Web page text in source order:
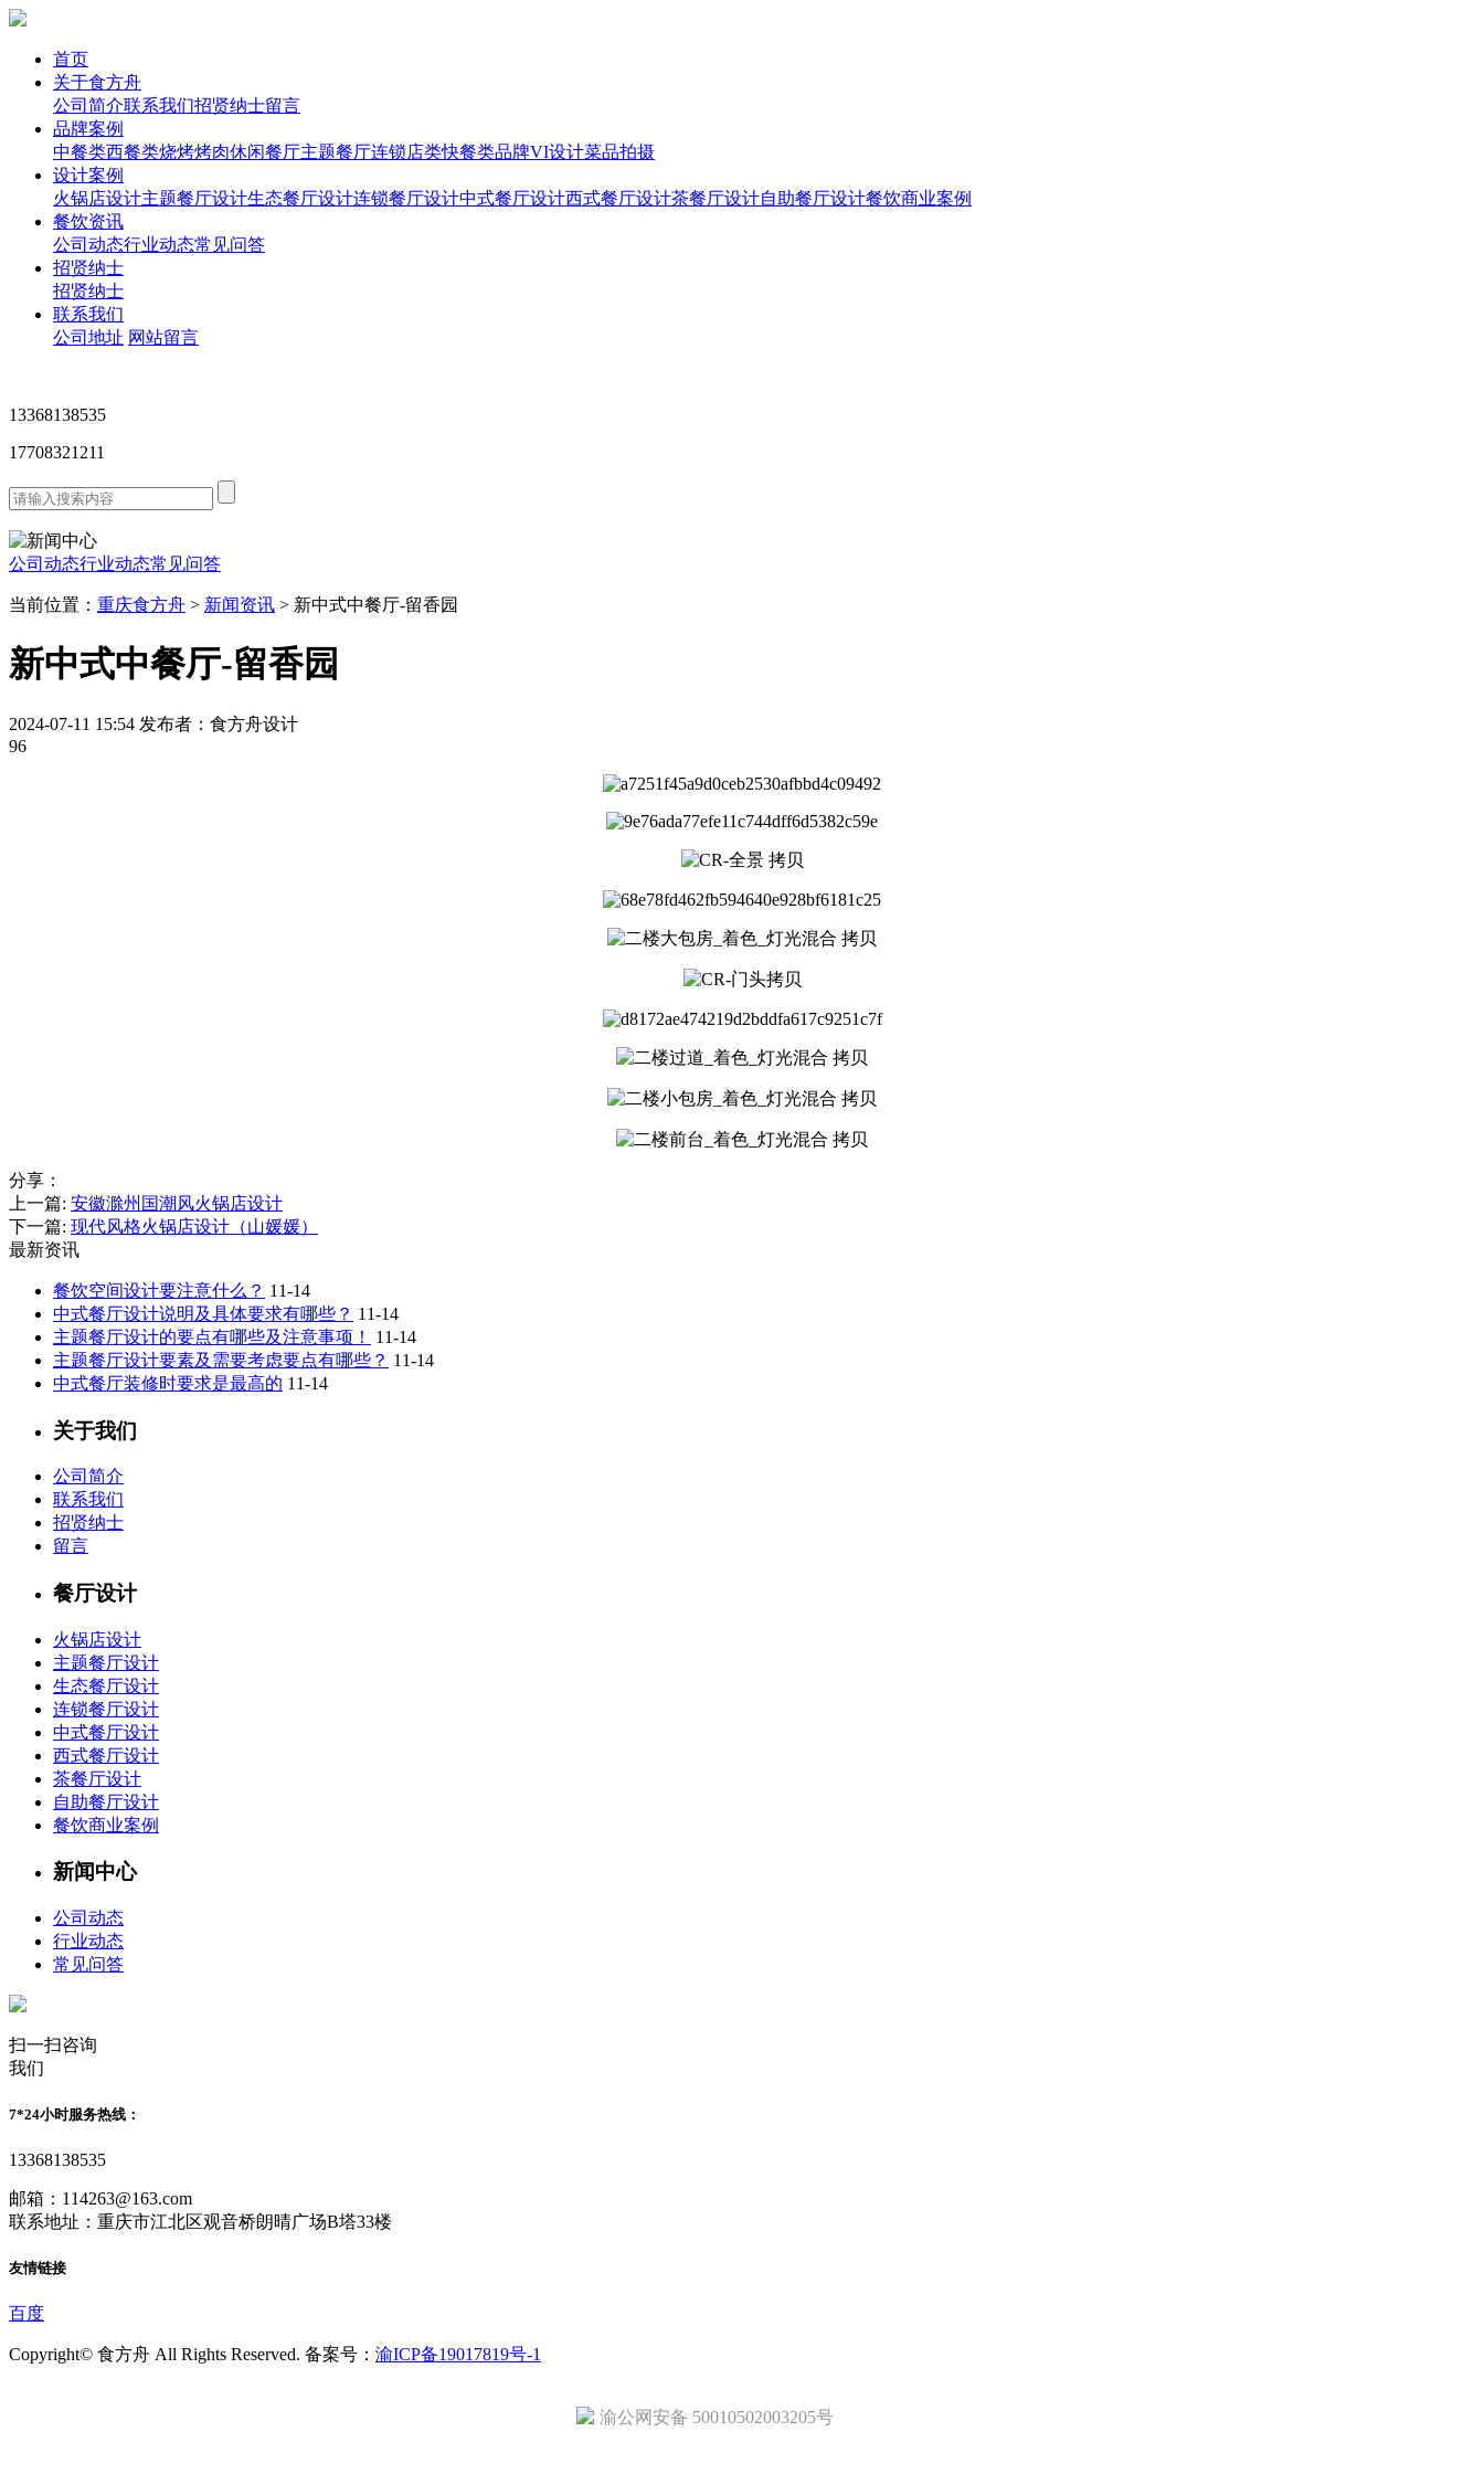
首页
关于食方舟
公司简介联系我们招贤纳士留言
品牌案例
中餐类西餐类烧烤烤肉休闲餐厅主题餐厅连锁店类快餐类品牌VI设计菜品拍摄
设计案例
火锅店设计主题餐厅设计生态餐厅设计连锁餐厅设计中式餐厅设计西式餐厅设计茶餐厅设计自助餐厅设计餐饮商业案例
餐饮资讯
公司动态行业动态常见问答
招贤纳士
招贤纳士
联系我们
公司地址 网站留言
13368138535
17708321211
公司动态行业动态常见问答
当前位置： 重庆食方舟 > 新闻资讯 > 新中式中餐厅-留香园
新中式中餐厅-留香园
2024-07-11 15:54 发布者：食方舟设计
96
分享：
上一篇: 安徽滁州国潮风火锅店设计
下一篇: 现代风格火锅店设计（山媛媛）
最新资讯
餐饮空间设计要注意什么？ 11-14
中式餐厅设计说明及具体要求有哪些？ 11-14
主题餐厅设计的要点有哪些及注意事项！
11-14
主题餐厅设计要素及需要考虑要点有哪些？ 11-14
中式餐厅装修时要求是最高的 11-14
关于我们
公司简介
联系我们
招贤纳士
留言
餐厅设计
火锅店设计
主题餐厅设计
生态餐厅设计
连锁餐厅设计
中式餐厅设计
西式餐厅设计
茶餐厅设计
自助餐厅设计
餐饮商业案例
新闻中心
公司动态
行业动态
常见问答
扫一扫咨询
我们
7*24小时服务热线：
13368138535
邮箱：114263@163.com
联系地址：重庆市江北区观音桥朗晴广场B塔33楼
友情链接
百度
Copyright© 食方舟 All Rights Reserved. 备案号： 渝ICP备19017819号-1
渝公网安备 50010502003205号